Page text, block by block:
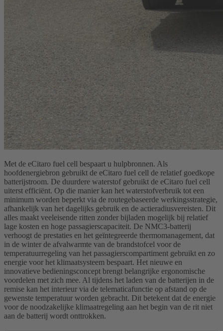
Met de eCitaro fuel cell bespaart u hulpbronnen. Als
hoofdenergiebron gebruikt de eCitaro fuel cell de relatief goedkope
batterijstroom. De duurdere waterstof gebruikt de eCitaro fuel cell
uiterst efficiënt. Op die manier kan het waterstofverbruik tot een
minimum worden beperkt via de routegebaseerde werkingsstrategie,
afhankelijk van het dagelijks gebruik en de actieradiusvereisten. Dit
alles maakt veeleisende ritten zonder bijladen mogelijk bij relatief
lage kosten en hoge passagierscapaciteit. De NMC3-batterij
verhoogt de prestaties en het geïntegreerde thermomanagement, dat
in de winter de afvalwarmte van de brandstofcel voor de
temperatuurregeling van het passagierscompartiment gebruikt en zo
energie voor het klimaatsysteem bespaart. Het nieuwe en
innovatieve bedieningsconcept brengt belangrijke ergonomische
voordelen met zich mee. Al tijdens het laden van de batterijen in de
remise kan het interieur via de telematicafunctie op afstand op de
gewenste temperatuur worden gebracht. Dit betekent dat de energie
voor de noodzakelijke klimaatregeling aan het begin van de rit niet
aan de batterij wordt onttrokken.